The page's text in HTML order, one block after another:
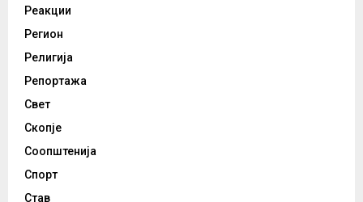
Реакции
Регион
Религија
Репортажа
Свет
Скопје
Соопштенија
Спорт
Став